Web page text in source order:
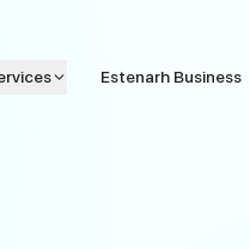
Estenarh Business